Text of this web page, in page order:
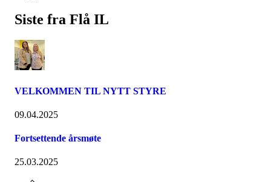
Siste fra Flå IL
VELKOMMEN TIL NYTT STYRE
09.04.2025
Fortsettende årsmøte
25.03.2025